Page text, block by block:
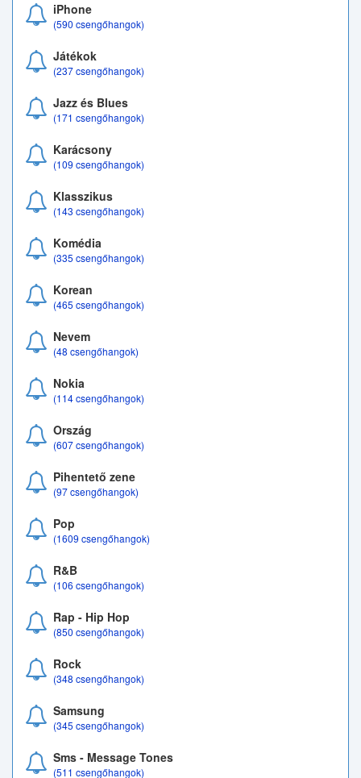
iPhone
(590 csengőhangok)
Játékok
(237 csengőhangok)
Jazz és Blues
(171 csengőhangok)
Karácsony
(109 csengőhangok)
Klasszikus
(143 csengőhangok)
Komédia
(335 csengőhangok)
Korean
(465 csengőhangok)
Nevem
(48 csengőhangok)
Nokia
(114 csengőhangok)
Ország
(607 csengőhangok)
Pihentető zene
(97 csengőhangok)
Pop
(1609 csengőhangok)
R&B
(106 csengőhangok)
Rap - Hip Hop
(850 csengőhangok)
Rock
(348 csengőhangok)
Samsung
(345 csengőhangok)
Sms - Message Tones
(511 csengőhangok)